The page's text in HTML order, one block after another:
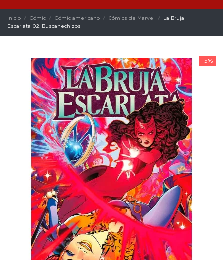
Inicio Cómic Cómic americano Cómics de Marvel
La Bruja
Escarlata 02. Buscahechizos
-5%